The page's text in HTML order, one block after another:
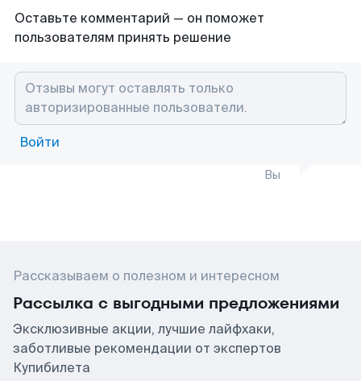
Оставьте комментарий — он поможет
пользователям принять решение
Войти
Вы
Рассказываем о полезном и интересном
Рассылка с выгодными предложениями
Эксклюзивные акции, лучшие лайфхаки,
заботливые рекомендации от экспертов
Купибилета